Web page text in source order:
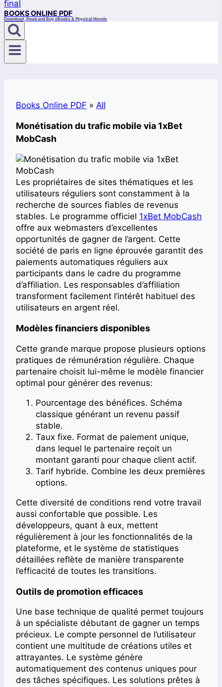
BOOKS ONLINE PDF
Download, Read and Buy eBooks & Physical Novels
Books Online PDF » All
Monétisation du trafic mobile via 1xBet
MobCash
Les propriétaires de sites thématiques et les
utilisateurs réguliers sont constamment à la
recherche de sources fiables de revenus
stables. Le programme officiel 1xBet MobCash
offre aux webmasters d’excellentes
opportunités de gagner de l’argent. Cette
société de paris en ligne éprouvée garantit des
paiements automatiques réguliers aux
participants dans le cadre du programme
d’affiliation. Les responsables d’affiliation
transforment facilement l’intérêt habituel des
utilisateurs en argent réel.
Modèles financiers disponibles
Cette grande marque propose plusieurs options
pratiques de rémunération régulière. Chaque
partenaire choisit lui-même le modèle financier
optimal pour générer des revenus:
Pourcentage des bénéfices. Schéma
classique générant un revenu passif
stable.
Taux fixe. Format de paiement unique,
dans lequel le partenaire reçoit un
montant garanti pour chaque client actif.
Tarif hybride. Combine les deux premières
options.
Cette diversité de conditions rend votre travail
aussi confortable que possible. Les
développeurs, quant à eux, mettent
régulièrement à jour les fonctionnalités de la
plateforme, et le système de statistiques
détaillées reflète de manière transparente
l’efficacité de toutes les transitions.
Outils de promotion efficaces
Une base technique de qualité permet toujours
à un spécialiste débutant de gagner un temps
précieux. Le compte personnel de l’utilisateur
contient une multitude de créations utiles et
attrayantes. Le système génère
automatiquement des contenus uniques pour
des tâches spécifiques. Les solutions prêtes à